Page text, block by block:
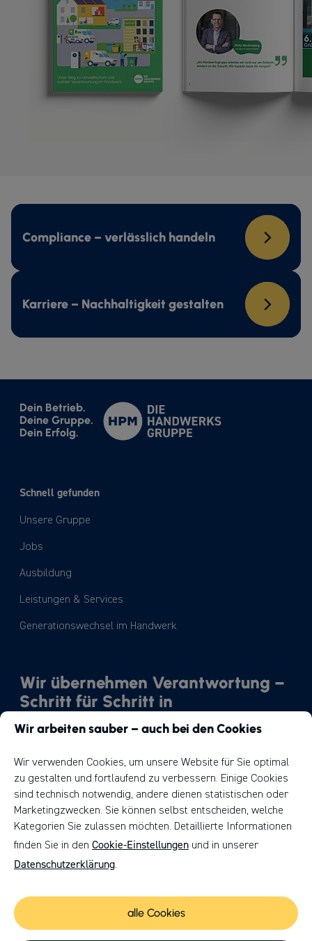
Compliance – verlässlich handeln
Karriere – Nachhaltigkeit gestalten
Dein Betrieb.
Deine Gruppe.
Dein Erfolg.
Schnell gefunden
Unsere Gruppe
Jobs
Ausbildung
Leistungen & Services
Generationswechsel im Handwerk
Wir übernehmen Verantwortung –
Schritt für Schritt in
Richtung Nachhaltigkeit.
Unser Weg
Wir arbeiten sauber – auch bei den Cookies
Wir verwenden Cookies, um unsere Website für Sie optimal
zu gestalten und fortlaufend zu verbessern. Einige Cookies
sind technisch notwendig, andere dienen statistischen oder
Marketingzwecken. Sie können selbst entscheiden, welche
Kategorien Sie zulassen möchten. Detaillierte Informationen
finden Sie in den Cookie-Einstellungen und in unserer
Datenschutzerklärung.
alle Cookies